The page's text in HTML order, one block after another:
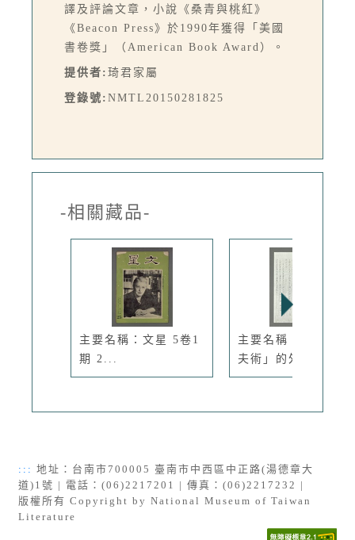
譯及評論文章，小說《桑青與桃紅》
《Beacon Press》於1990年獲得「美國
書卷獎」（American Book Award）。
提供者: 琦君家屬
登錄號: NMTL20150281825
-相關藏品-
主要名稱：文星 5卷1
期 2...
主要名稱：「才女馭
夫術」的外...
::: 地址：台南市700005 臺南市中西區中正路(湯德章大
道)1號 | 電話：(06)2217201 | 傳真：(06)2217232 |
版權所有 Copyright by National Museum of Taiwan
Literature